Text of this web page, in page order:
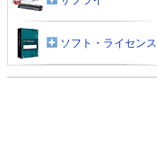
ソフト・ライセンス